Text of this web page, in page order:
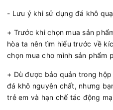
- Lưu ý khi sử dụng đá khô
+ Trước khi chọn mua sản
hòa ta nên tìm hiểu trước về
chọn mua cho mình sản phẩm
+ Dù được bảo quản trong
đá khô nguyên chất, nhưng
trẻ em và hạn chế tác động